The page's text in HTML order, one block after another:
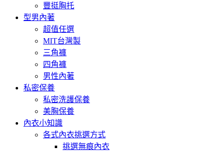
豐挺胸托
型男內著
超值任選
MIT台灣製
三角褲
四角褲
男性內著
私密保養
私密洗護保養
美胸保養
內衣小知識
各式內衣挑選方式
挑選無痕內衣